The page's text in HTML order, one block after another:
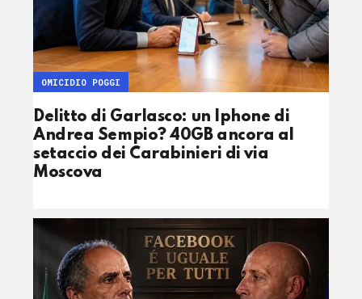
Delitto di Garlasco: un Iphone di
Andrea Sempio? 40GB ancora al
setaccio dei Carabinieri di via
Moscova
OMICIDIO POGGI